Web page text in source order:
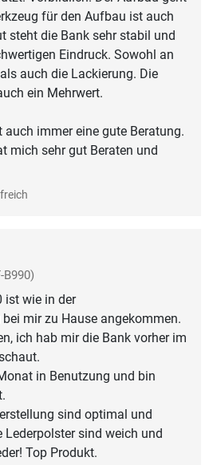
für den Aufbau ist auch
steht die Bank sehr stabil und
Eindruck. Sowohl an
auch die Lackierung. Die
ein Mehrwert.
immer eine gute Beratung.
mich sehr gut Beraten und
B990)
ist wie in der
mir zu Hause angekommen.
ich hab mir die Bank vorher im
in Benutzung und bin
sind optimal und
Lederpolster sind weich und
Top Produkt.